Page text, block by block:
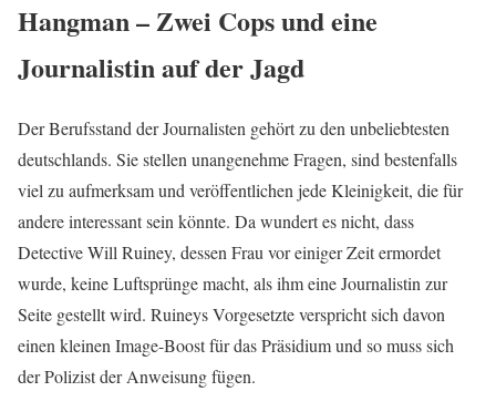
Hangman – Zwei Cops und eine
Journalistin auf der Jagd
Der Berufsstand der Journalisten gehört zu den unbeliebtesten
deutschlands. Sie stellen unangenehme Fragen, sind bestenfalls
viel zu aufmerksam und veröffentlichen jede Kleinigkeit, die für
andere interessant sein könnte. Da wundert es nicht, dass
Detective Will Ruiney, dessen Frau vor einiger Zeit ermordet
wurde, keine Luftsprünge macht, als ihm eine Journalistin zur
Seite gestellt wird. Ruineys Vorgesetzte verspricht sich davon
einen kleinen Image-Boost für das Präsidium und so muss sich
der Polizist der Anweisung fügen.